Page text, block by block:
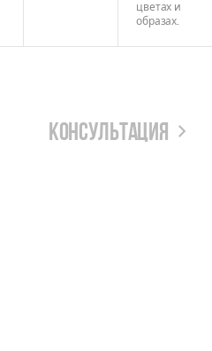
цветах и
образах.
Консультация